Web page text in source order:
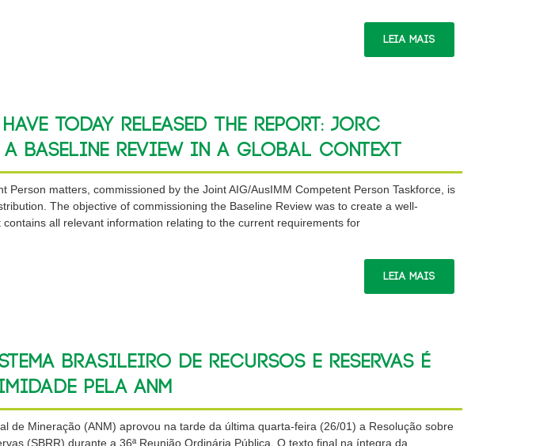
Leia Mais
have today released the report: JORC
A Baseline Review in a Global Context
Person matters, commissioned by the Joint AIG/AusIMM Competent Person Taskforce, is
The objective of commissioning the Baseline Review was to create a well-
all relevant information relating to the current requirements for
Leia Mais
Brasileiro de Recursos e Reservas é
pela ANM
de Mineração (ANM) aprovou na tarde da última quarta-feira (26/01) a Resolução sobre
(SBRR) durante a 36ª Reunião Ordinária Pública. O texto final na íntegra da